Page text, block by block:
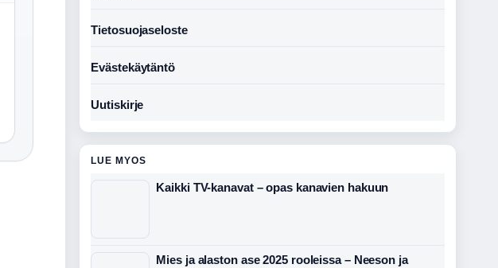
Tietosuojaseloste
Evästekäytäntö
Uutiskirje
LUE MYOS
Kaikki TV-kanavat – opas kanavien hakuun
Mies ja alaston ase 2025 rooleissa – Neeson ja